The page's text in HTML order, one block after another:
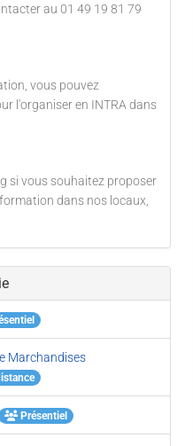
au 01 49 19 81 79
vous pouvez
l'organiser en INTRA dans
si vous souhaitez proposer
dans nos locaux,
Marchandises
Présentiel